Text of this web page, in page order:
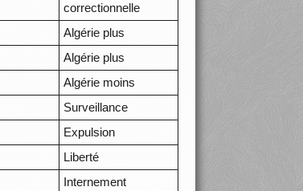
correctionnelle
Algérie plus
Algérie plus
Algérie moins
Surveillance
Expulsion
Liberté
Internement